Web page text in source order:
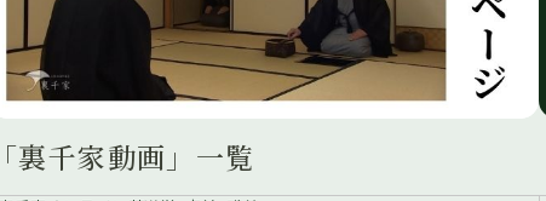
裏千家動画」一覧